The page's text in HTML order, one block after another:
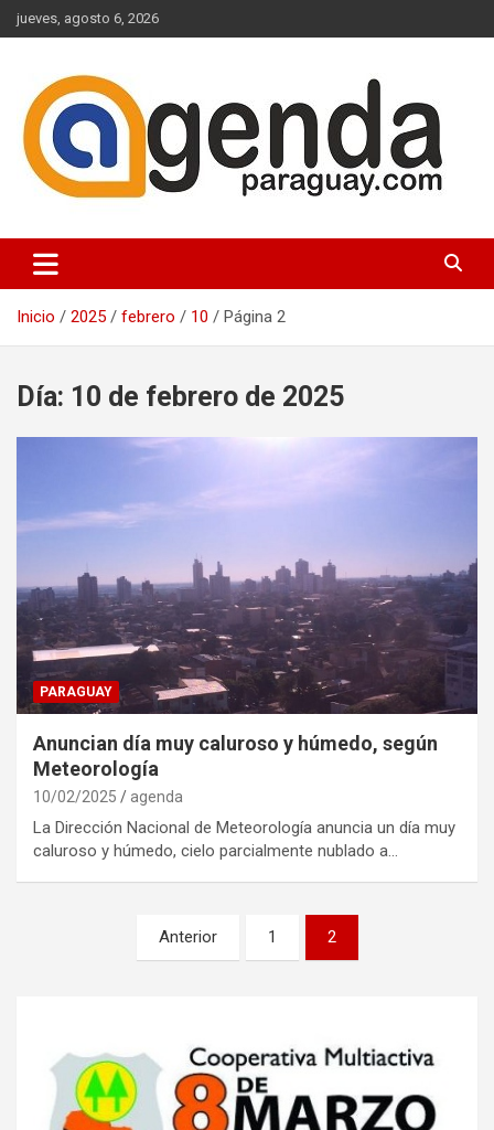
Saltar
al
jueves, agosto 6, 2026
Agenda Paraguay
Inicio 2025 febrero 10 Página 2
Día: 10 de febrero de 2025
PARAGUAY
Anuncian día muy caluroso y húmedo, según
Meteorología
10/02/2025 agenda
La Dirección Nacional de Meteorología anuncia un día muy
caluroso y húmedo, cielo parcialmente nublado a…
NavegaciónAnterior 1 2